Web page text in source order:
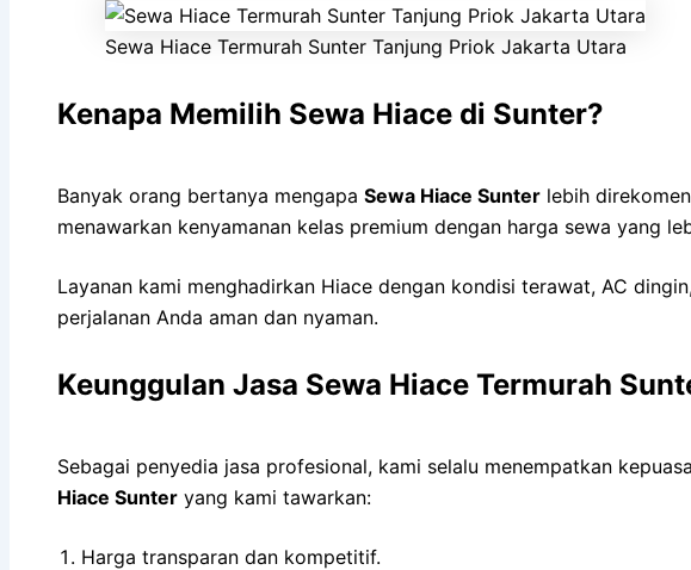
Sewa Hiace Termurah Sunter Tanjung Priok Jakarta Utara
Kenapa Memilih Sewa Hiace di Sunter?
Banyak orang bertanya mengapa Sewa Hiace Sunter lebih
menawarkan kenyamanan kelas premium dengan harga sewa yang
Layanan kami menghadirkan Hiace dengan kondisi terawat, AC
perjalanan Anda aman dan nyaman.
Keunggulan Jasa Sewa Hiace Termurah
Sebagai penyedia jasa profesional, kami selalu menempatkan
Hiace Sunter yang kami tawarkan:
Harga transparan dan kompetitif.